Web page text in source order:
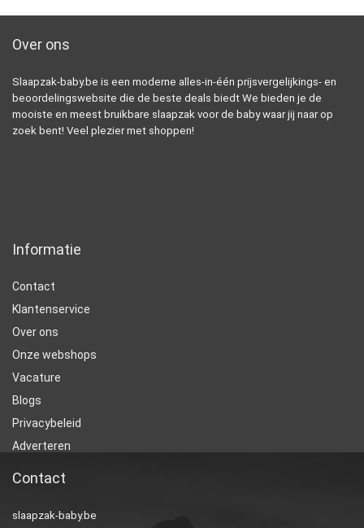
Over ons
Slaapzak-baby.be is een moderne alles-in-één prijsvergelijkings- en
beoordelingswebsite die de beste deals biedt We bieden je de
mooiste en meest bruikbare slaapzak voor de baby waar jij naar op
zoek bent! Veel plezier met shoppen!
Informatie
Contact
Klantenservice
Over ons
Onze webshops
Vacature
Blogs
Privacybeleid
Adverteren
Contact
slaapzak-baby.be